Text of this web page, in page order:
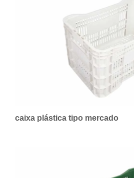
caixa plástica tipo mercado